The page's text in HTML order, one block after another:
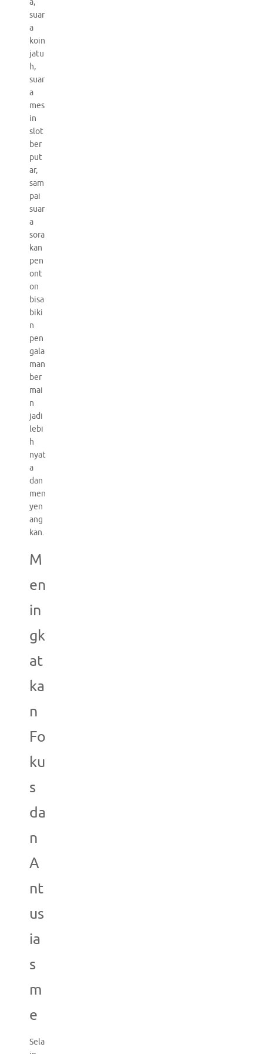
a,
suar
a
koin
jatu
h,
suar
a
mes
in
slot
ber
put
ar,
sam
pai
suar
a
sora
kan
pen
ont
on
bisa
biki
n
pen
gala
man
ber
mai
n
jadi
lebi
h
nyat
a
dan
men
yen
ang
kan.
M
en
in
gk
at
ka
n
Fo
ku
s
da
n
A
nt
us
ia
s
m
e
Sela